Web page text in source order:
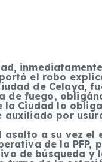
el robo
de Celaya,
de fuego,
Ciudad lo
auxiliado por
asalto a su vez
de la PFP,
de búsqueda y